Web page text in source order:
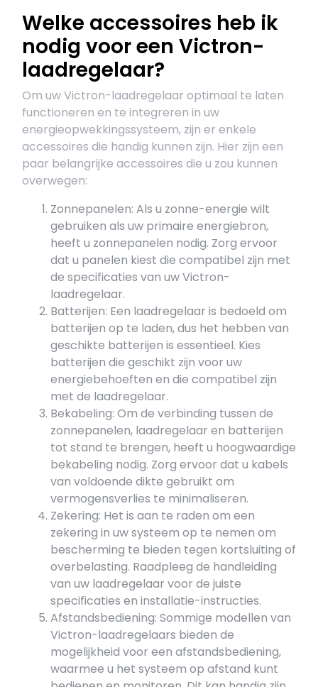
Welke accessoires heb ik
nodig voor een Victron-
laadregelaar?
Om uw Victron-laadregelaar optimaal te laten
functioneren en te integreren in uw
energieopwekkingssysteem, zijn er enkele
accessoires die handig kunnen zijn. Hier zijn een
paar belangrijke accessoires die u zou kunnen
overwegen:
Zonnepanelen: Als u zonne-energie wilt
gebruiken als uw primaire energiebron,
heeft u zonnepanelen nodig. Zorg ervoor
dat u panelen kiest die compatibel zijn met
de specificaties van uw Victron-
laadregelaar.
Batterijen: Een laadregelaar is bedoeld om
batterijen op te laden, dus het hebben van
geschikte batterijen is essentieel. Kies
batterijen die geschikt zijn voor uw
energiebehoeften en die compatibel zijn
met de laadregelaar.
Bekabeling: Om de verbinding tussen de
zonnepanelen, laadregelaar en batterijen
tot stand te brengen, heeft u hoogwaardige
bekabeling nodig. Zorg ervoor dat u kabels
van voldoende dikte gebruikt om
vermogensverlies te minimaliseren.
Zekering: Het is aan te raden om een
zekering in uw systeem op te nemen om
bescherming te bieden tegen kortsluiting of
overbelasting. Raadpleeg de handleiding
van uw laadregelaar voor de juiste
specificaties en installatie-instructies.
Afstandsbediening: Sommige modellen van
Victron-laadregelaars bieden de
mogelijkheid voor een afstandsbediening,
waarmee u het systeem op afstand kunt